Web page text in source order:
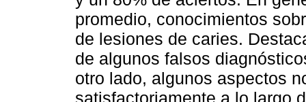
promedio, conocimientos
de lesiones de caries.
de algunos falsos
otro lado, algunos aspectos
satisfactoriamente a lo largo